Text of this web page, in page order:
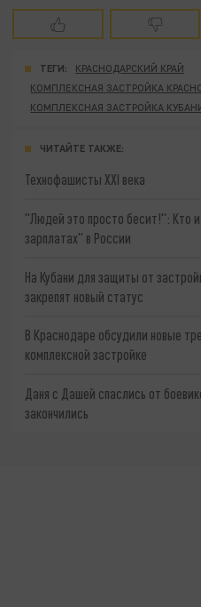
ТЕГИ:
КРАСНОДАРСКИЙ КРАЙ
КОМПЛЕКСНАЯ ЗАСТРОЙКА
КОМПЛЕКСНАЯ ЗАСТРОЙКА
ЧИТАЙТЕ ТАКЖЕ:
Технофашисты XXI века
"Людей это просто бесит!": Кто
зарплатах" в России
На Кубани для защиты от
закрепят новый статус
В Краснодаре обсудили новые
комплексной застройке
Даня с Дашей спаслись от
закончились